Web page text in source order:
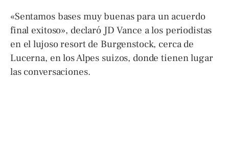
«Sentamos bases muy buenas para un acuerdo
final exitoso», declaró JD Vance a los periodistas
en el lujoso resort de Burgenstock, cerca de
Lucerna, en los Alpes suizos, donde tienen lugar
las conversaciones.